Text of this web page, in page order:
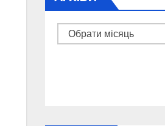
Архіви